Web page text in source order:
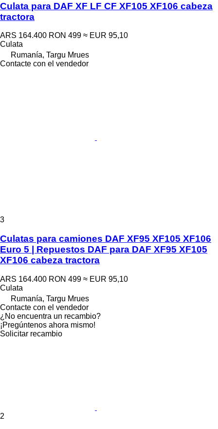
Culata para DAF XF LF CF XF105 XF106 cabeza
tractora
ARS 164.400 RON 499 ≈ EUR 95,10
Culata
Rumanía, Targu Mrues
Contacte con el vendedor
3
Culatas para camiones DAF XF95 XF105 XF106
Euro 5 | Repuestos DAF para DAF XF95 XF105
XF106 cabeza tractora
ARS 164.400 RON 499 ≈ EUR 95,10
Culata
Rumanía, Targu Mrues
Contacte con el vendedor
¿No encuentra un recambio?
¡Pregúntenos ahora mismo!
Solicitar recambio
2